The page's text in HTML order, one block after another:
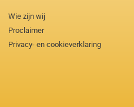
Wie zijn wij
Proclaimer
Privacy- en cookieverklaring